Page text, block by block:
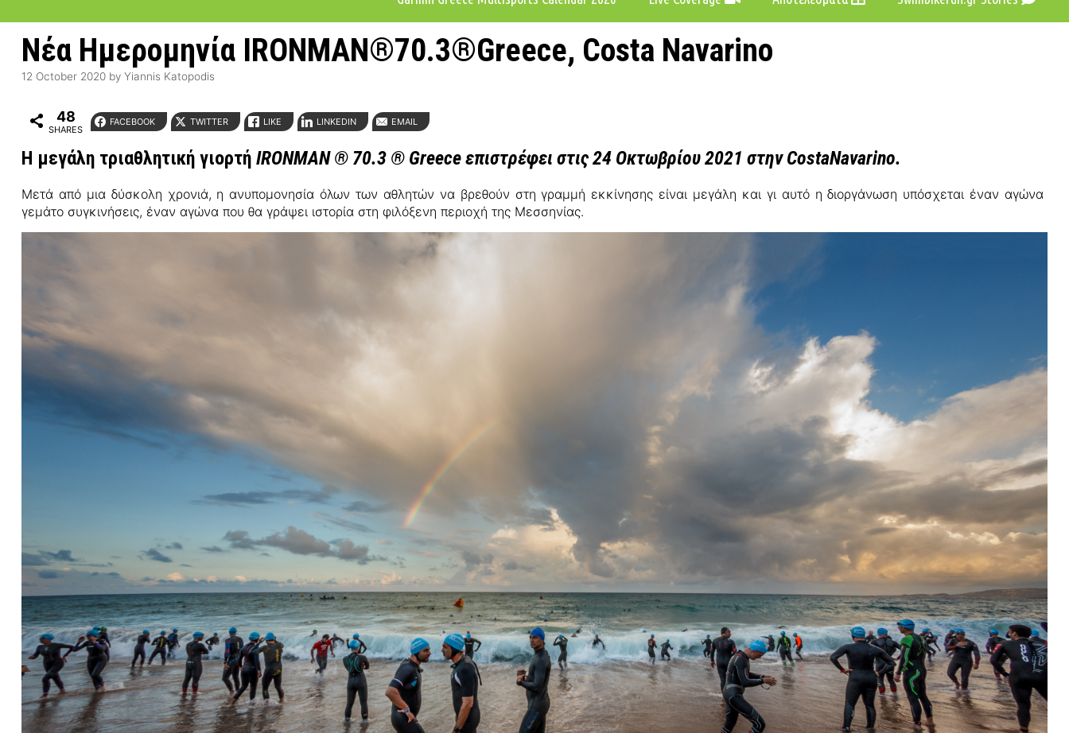
Νέα Ημερομηνία IRONMAN®70.3®Greece, Costa Navarino
12 October 2020 by Yiannis Katopodis
48
SHARES
FACEBOOK TWITTER LIKE LINKEDIN EMAIL
Η μεγάλη τριαθλητική γιορτή IRONMAN ® 70.3 ® Greeceεπιστρέφει στις24 Οκτωβρίου 2021 στηνCostaNavarino.
Μετά από μια δύσκολη χρονιά, η ανυπομονησία όλων των αθλητών να βρεθούν στη γραμμή εκκίνησης είναι μεγάλη και γι αυτό η διοργάνωση υπόσχεται έναν αγώνα
γεμάτο συγκινήσεις, έναν αγώνα που θα γράψει ιστορία στη φιλόξενη περιοχή της Μεσσηνίας.